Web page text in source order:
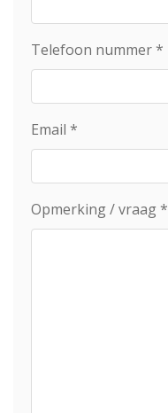
Telefoon nummer*
Email *
Opmerking / vraag*